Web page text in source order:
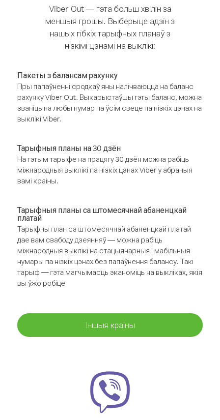
Viber Out — гэта больш хвілін за
меншыя грошы. Выберыце адзін з
нашых гібкіх тарыфных планаў з
нізкімі цэнамі на выклікі:
Пакеты з балансам рахунку
Пры папаўненні сродкаў яны налічваюцца на баланс
рахунку Viber Out. Выкарыстаўшы гэты баланс, можна
званіць на любы нумар па ўсім свеце па нізкіх цэнах на
выклікі Viber.
Тарыфныя планы на 30 дзён
На гэтым тарыфе на працягу 30 дзён можна рабіць
міжнародныя выклікі па нізкіх цэнах Viber у абраныя
вамі краіны.
Тарыфныя планы са штомесячнай абаненцкай
платай
Тарыфны план са штомесячнай абаненцкай платай
дае вам свабоду дзеянняў — можна рабіць
міжнародныя выклікі на стацыянарныя і мабільныя
нумары па нізкіх цэнах без папаўнення балансу. Такі
тарыф — гэта магчымасць эканоміць на выкліках, якія
вы ўжо робіце
Іншыя краіны